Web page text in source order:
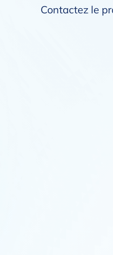
Contactez le